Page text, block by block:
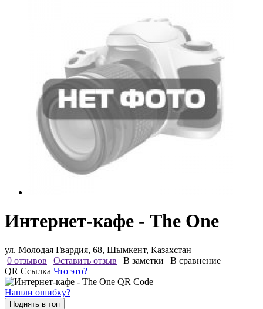
Интернет-кафе - The One
ул. Молодая Гвардия, 68, Шымкент, Казахстан
0 отзывов | Оставить отзыв | В заметки | В сравнение
QR Ссылка Что это?
Нашли ошибку?
Поднять в топ